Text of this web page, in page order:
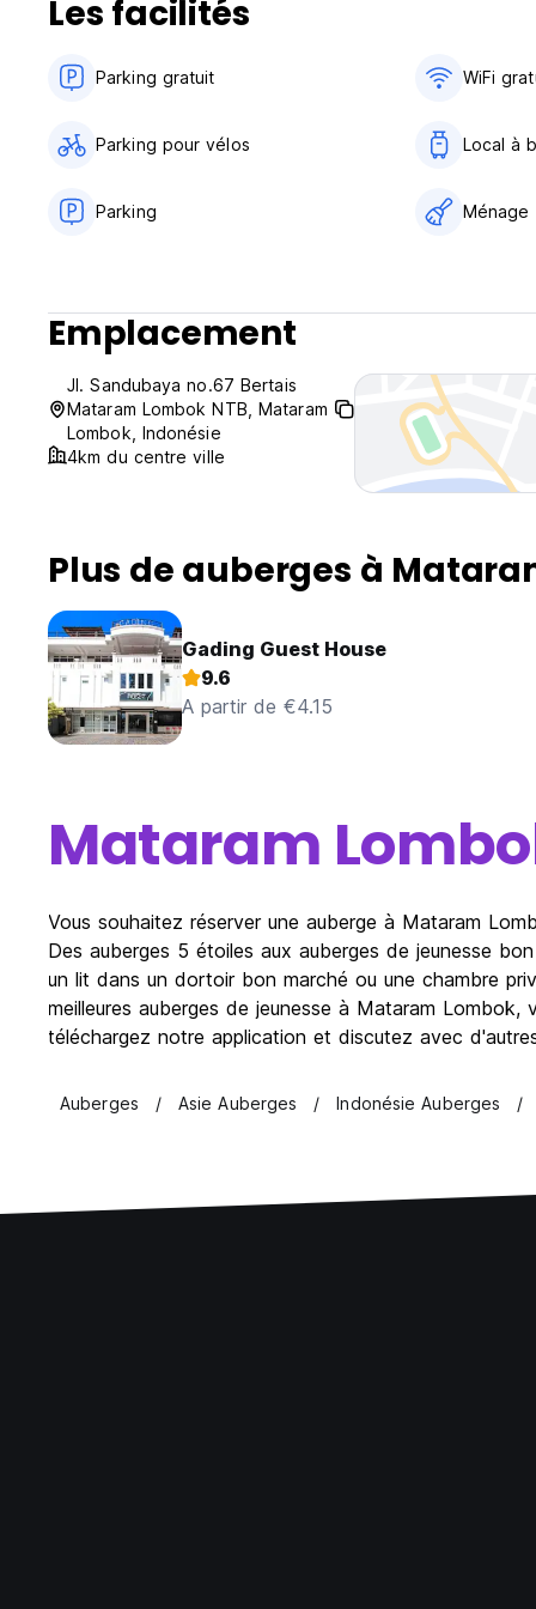
Planning to check in outside the check-in time (such as
Check in time is 14:00 till 23:59
All of hostel rooms are non smoking, smoking area is
Guest must present their IDs on registration
Les facilités
Parking gratuit WiFi
Parking pour vélos Local à
Parking Ménage
Emplacement
Jl. Sandubaya no.67 Bertais
Mataram Lombok NTB, Mataram
Lombok, Indonésie
4km du centre ville
Plus de auberges à
Gading Guest House
9.6
A partir de €4.15
Mataram
Vous souhaitez réserver une auberge à Mataram
Des auberges 5 étoiles aux auberges de jeunesse
un lit dans un dortoir bon marché ou une chambre
meilleures auberges de jeunesse à Mataram
téléchargez notre application et discutez avec
Auberges Asie Auberges Indonésie Auberges